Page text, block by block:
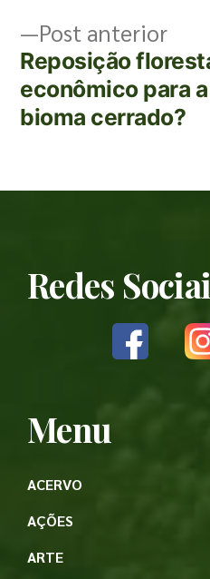
Post anterior
Reposição
econômico para
bioma cerrado?
Redes
Menu
ACERVO
AÇÕES
ARTE